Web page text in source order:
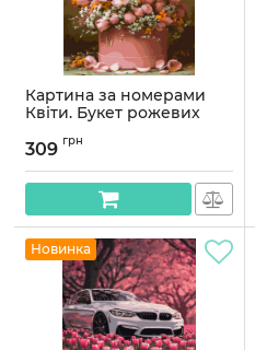
Картина за номерами
Квіти. Букет рожевих
Орігамі LW 3212-01
Артикул:LW3212-01
309 грн
Новинка